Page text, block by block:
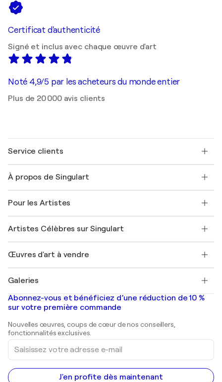
Certificat d'authenticité
Signé et inclus avec chaque œuvre d'art
Noté 4,9/5 par les acheteurs du monde entier
Plus de 20 000 avis clients
Service clients
Expédition
Offrir une carte cadeau
Rejoignez notre programme commercial
Mon compte
+33 1 76 44 06 42
À propos de Singulart
FAQ
Magazine Singulart
Emplois
Découvrez une sélection d'art original
Pour les Artistes
Se connecter en tant qu'Artiste
Artistes Célèbres sur Singulart
Marc Chagall
Banksy
Mr. Brainwash
Shepard Fairey
Œuvres d'art à vendre
Tableaux abstraits à vendre
Peintures de paysage
Estampes
Peintures acryliques
Galeries
Galeries d'art en France
Galeries d'art en Belgique
Abonnez-vous et bénéficiez d’une réduction de 10 %
sur votre première commande
Nouvelles œuvres, coups de cœur de nos conseillers,
fonctionnalités exclusives.
Saisissez
votre
adresse
e-
mail
J'en profite dès maintenant